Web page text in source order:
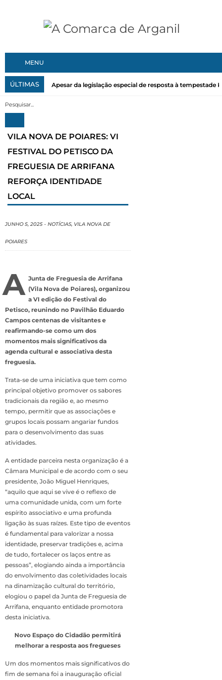
MENU
ÚLTIMAS Apesar da legislação especial de resposta à tempestade
VILA NOVA DE POIARES: VI
FESTIVAL DO PETISCO DA
FREGUESIA DE ARRIFANA
REFORÇA IDENTIDADE
LOCAL
JUNHO 5, 2025 - NOTÍCIAS, VILA NOVA DE
POIARES
A Junta de Freguesia de Arrifana
(Vila Nova de Poiares), organizou
a VI edição do Festival do
Petisco, reunindo no Pavilhão Eduardo
Campos centenas de visitantes e
reafirmando-se como um dos
momentos mais significativos da
agenda cultural e associativa desta
freguesia.
Trata-se de uma iniciativa que tem como
principal objetivo promover os sabores
tradicionais da região e, ao mesmo
tempo, permitir que as associações e
grupos locais possam angariar fundos
para o desenvolvimento das suas
atividades.
A entidade parceira nesta organização é a
Câmara Municipal e de acordo com o seu
presidente, João Miguel Henriques,
“aquilo que aqui se vive é o reflexo de
uma comunidade unida, com um forte
espírito associativo e uma profunda
ligação às suas raízes. Este tipo de eventos
é fundamental para valorizar a nossa
identidade, preservar tradições e, acima
de tudo, fortalecer os laços entre as
pessoas”, elogiando ainda a importância
do envolvimento das coletividades locais
na dinamização cultural do território,
elogiou o papel da Junta de Freguesia de
Arrifana, enquanto entidade promotora
desta iniciativa.
Novo Espaço do Cidadão permitirá
melhorar a resposta aos fregueses
Um dos momentos mais significativos do
fim de semana foi a inauguração oficial